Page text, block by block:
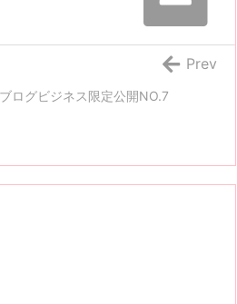
ログビジネス限定公開NO.7
Prev